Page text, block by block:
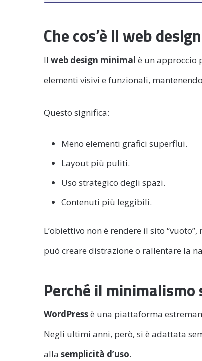
Che cos’è il web
Il web design minimal è un approccio
elementi visivi e funzionali,
Questo significa:
Meno elementi grafici superflui.
Layout più puliti.
Uso strategico degli spazi.
Contenuti più leggibili.
L’obiettivo non è rendere il sito “vuoto”,
può creare distrazione o rallentare la
Perché il minimalismo
WordPressè una piattaforma
Negli ultimi anni, però, si è adattata
alla semplicità d’uso.